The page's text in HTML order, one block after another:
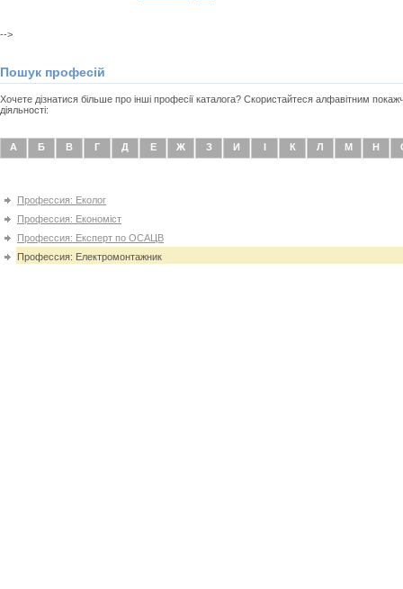
-->
Пошук професій
Хочете дізнатися більше про інші професії каталога? Скористайтеся алфавітним
діяльності:
А Б В Г Д Е Ж З И І К Л М Н
Профессия: Еколог
Профессия: Економіст
Профессия: Експерт по ОСАЦВ
Профессия: Електромонтажник